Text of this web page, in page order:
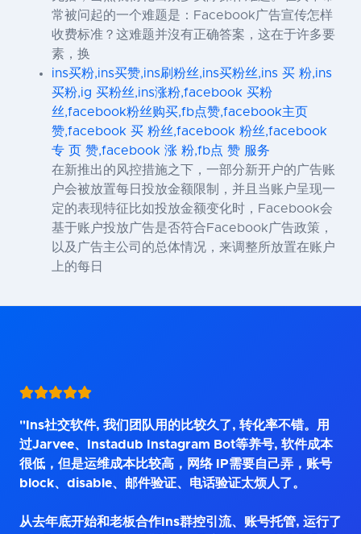
常被问起的一个难题是：Facebook广告宣传怎样
收费标准？这难题并沒有正确答案，这在于许多要
素，换
ins买粉,ins买赞,ins刷粉丝,ins买粉丝,ins 买 粉,ins
买粉,ig 买粉丝,ins涨粉,facebook 买粉
丝,facebook粉丝购买,fb点赞,facebook主页
赞,facebook 买 粉丝,facebook 粉丝,facebook
专 页 赞,facebook 涨 粉,fb点 赞 服务
在新推出的风控措施之下，一部分新开户的广告账
户会被放置每日投放金额限制，并且当账户呈现一
定的表现特征比如投放金额变化时，Facebook会
基于账户投放广告是否符合Facebook广告政策，
以及广告主公司的总体情况，来调整所放置在账户
上的每日
"Ins社交软件, 我们团队用的比较久了, 转化率不错。用
过Jarvee、Instadub Instagram Bot等养号, 软件成本
很低，但是运维成本比较高，网络 IP需要自己弄，账号
block、disable、邮件验证、电话验证太烦人了。
从去年底开始和老板合作Ins群控引流、账号托管, 运行了